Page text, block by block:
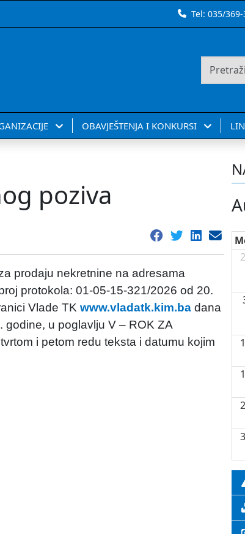
Tel:035/
OBAVJEŠTENJA I KONKURSI
poziva
prodaju nekretnine na adresama
protokola: 01-05-15-321/2026 od 20.
Vlade TK www.vladatk.kim.ba dana
godine, u poglavlju V – ROK ZA
i petom redu teksta i datumu kojim